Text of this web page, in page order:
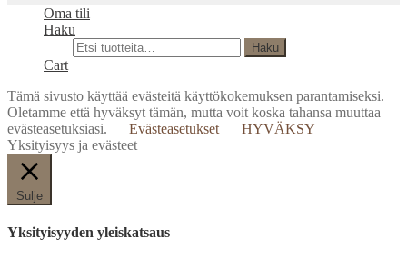
Oma tili
Haku
Haku
Cart
Tämä sivusto käyttää evästeitä käyttökokemuksen parantamiseksi.
Oletamme että hyväksyt tämän, mutta voit koska tahansa muuttaa
evästeasetuksiasi.
Evästeasetukset
HYVÄKSY
Yksityisyys ja evästeet
Sulje
Yksityisyyden yleiskatsaus